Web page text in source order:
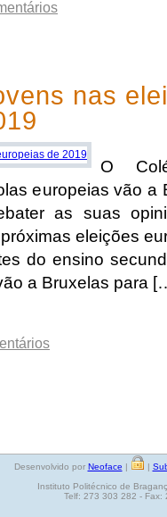
nas
O
europeias vão a
as suas
eleições
do ensino
a Bruxelas para
Desenvolvido por Neoface | |
Instituto Politécnico de
Telf: 273 303 282 - Fax: